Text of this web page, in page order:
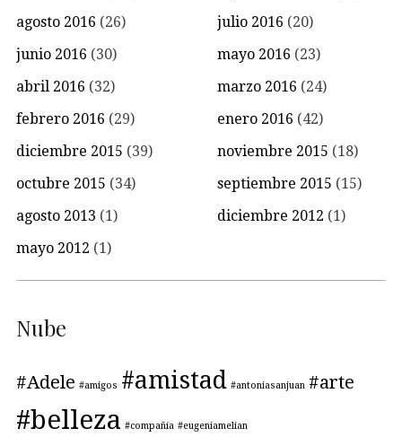
agosto 2016 (26) julio 2016 (20)
junio 2016 (30) mayo 2016 (23)
abril 2016 (32) marzo 2016 (24)
febrero 2016 (29) enero 2016 (42)
diciembre 2015 (39) noviembre 2015 (18)
octubre 2015 (34) septiembre 2015 (15)
agosto 2013 (1) diciembre 2012 (1)
mayo 2012 (1)
Nube
#Adele #amigos #amistad #antoniasanjuan #arte
#belleza #compañía #eugeniamelian